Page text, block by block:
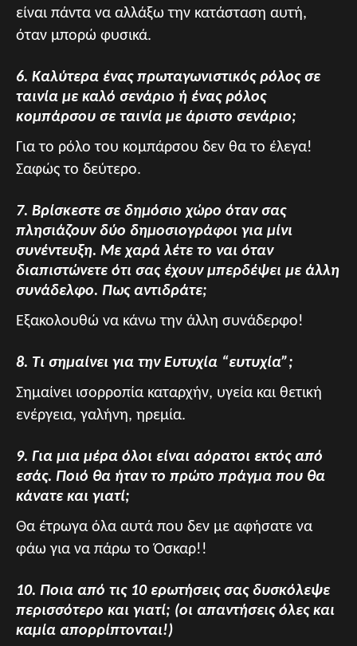
είναι πάντα να αλλάξω την κατάσταση αυτή,
όταν μπορώ φυσικά.
6. Καλύτερα ένας πρωταγωνιστικός ρόλος σε
ταινία με καλό σενάριο ή ένας ρόλος
κομπάρσου σε ταινία με άριστο σενάριο;
Για το ρόλο του κομπάρσου δεν θα το έλεγα!
Σαφώς το δεύτερο.
7. Βρίσκεστε σε δημόσιο χώρο όταν σας
πλησιάζουν δύο δημοσιογράφοι για μίνι
συνέντευξη. Με χαρά λέτε το ναι όταν
διαπιστώνετε ότι σας έχουν μπερδέψει με άλλη
συνάδελφο. Πως αντιδράτε;
Εξακολουθώ να κάνω την άλλη συνάδερφο!
8. Τι σημαίνει για την Ευτυχία “ευτυχία”;
Σημαίνει ισορροπία καταρχήν, υγεία και θετική
ενέργεια, γαλήνη, ηρεμία.
9. Για μια μέρα όλοι είναι αόρατοι εκτός από
εσάς. Ποιό θα ήταν το πρώτο πράγμα που θα
κάνατε και γιατί;
Θα έτρωγα όλα αυτά που δεν με αφήσατε να
φάω για να πάρω το Όσκαρ!!
10. Ποια από τις 10 ερωτήσεις σας δυσκόλεψε
περισσότερο και γιατί; (οι απαντήσεις όλες και
καμία απορρίπτονται!)